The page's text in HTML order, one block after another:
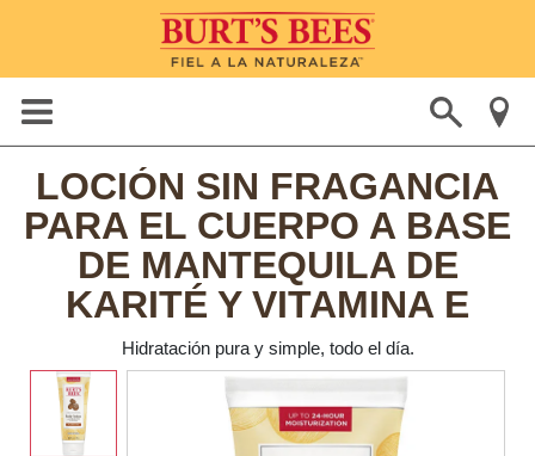
LOCIÓN SIN FRAGANCIA
PARA EL CUERPO A BASE
DE MANTEQUILA DE
KARITÉ Y VITAMINA E
Hidratación pura y simple, todo el día.